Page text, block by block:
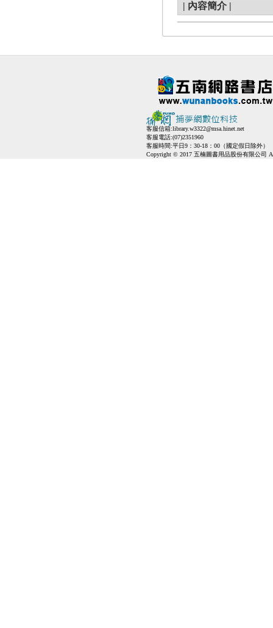
| 內容簡介 |
客服信箱:library.w3322@msa.hinet.net
客服電話:(07)2351960
客服時間:平日9：30-18：00（國定假日除外）
Copyright © 2017 五楠圖書用品股份有限公司